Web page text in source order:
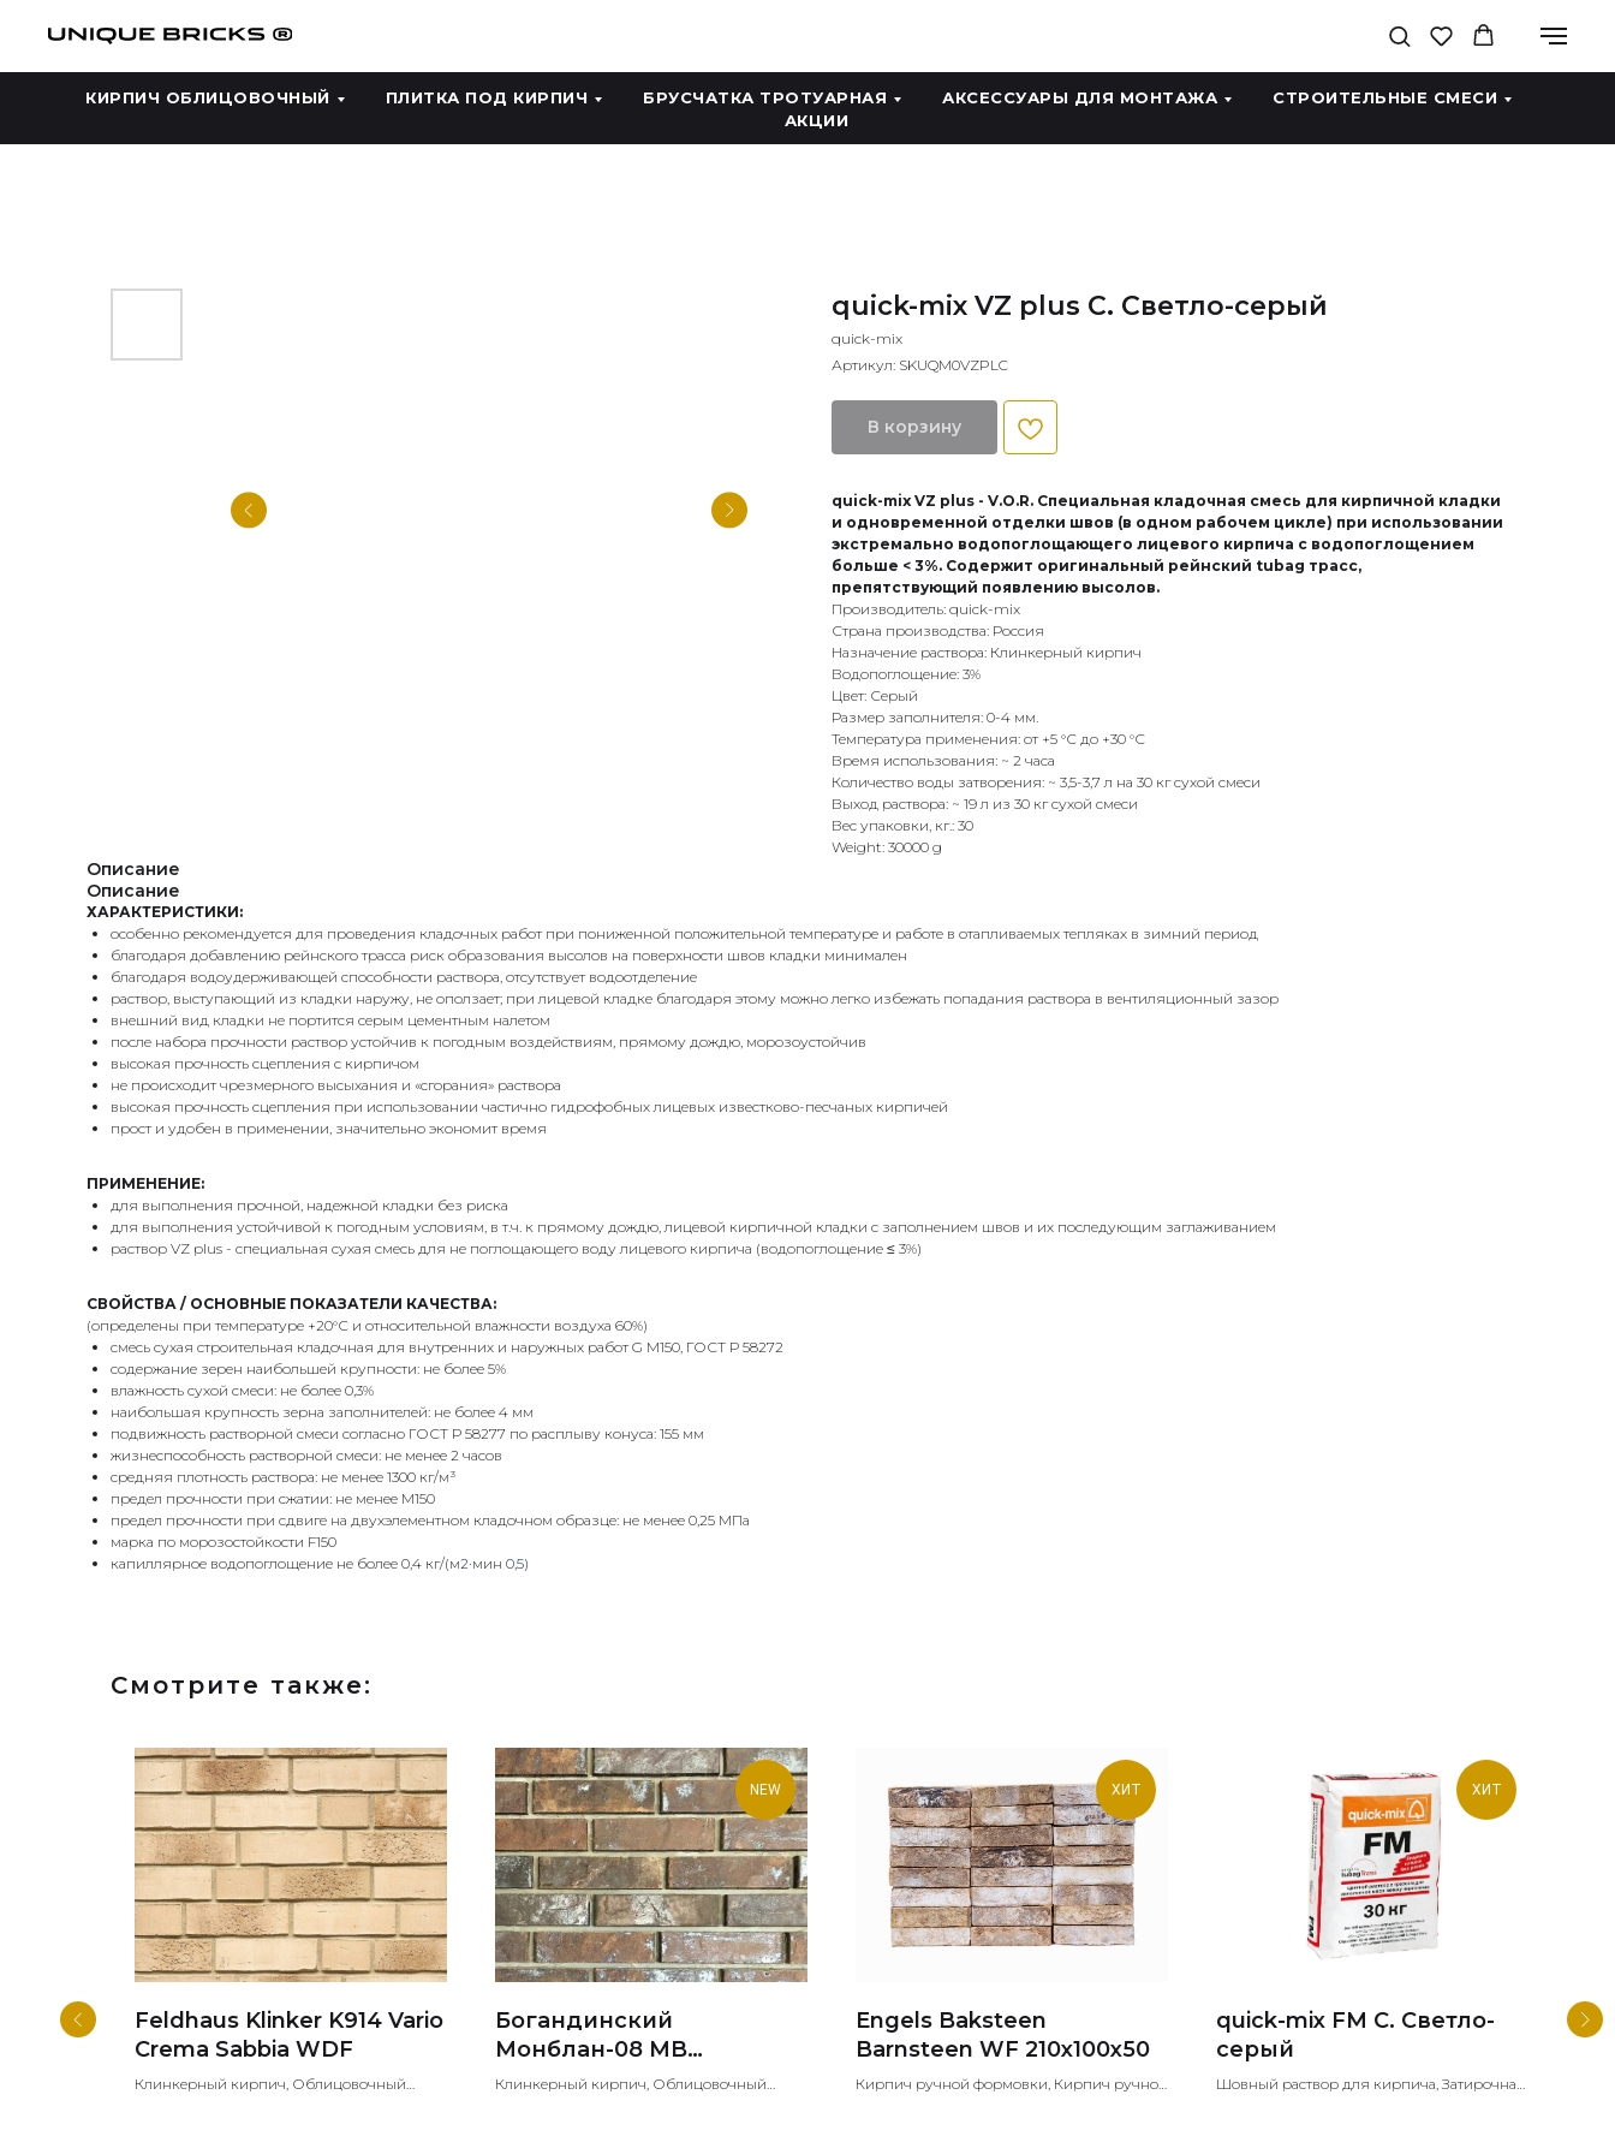
КИРПИЧ ОБЛИЦОВОЧНЫЙ ПЛИТКА ПОД КИРПИЧ БРУСЧАТКА ТРОТУАРНАЯ АКСЕССУАРЫ ДЛЯ МОНТАЖА
СТРОИТЕЛЬНЫЕ СМЕСИ
АКЦИИ
quick-mix VZ plus C. Светло-серый
quick-mix
Артикул: SKUQM0VZPLC
В корзину
quick-mix VZ plus - V.O.R. Специальная кладочная смесь для кирпичной кладки
и одновременной отделки швов (в одном рабочем цикле) при использовании
экстремально водопоглощающего лицевого кирпича с водопоглощением
больше < 3%. Содержит оригинальный рейнский tubag трасс,
препятствующий появлению высолов.
Производитель: quick-mix
Страна производства: Россия
Назначение раствора: Клинкерный кирпич
Водопоглощение: 3%
Цвет: Серый
Размер заполнителя: 0-4 мм.
Температура применения: от +5 °С до +30 °С
Время использования: ~ 2 часа
Количество воды затворения: ~ 3,5-3,7 л на 30 кг сухой смеси
Выход раствора: ~ 19 л из 30 кг сухой смеси
Вес упаковки, кг.: 30
Weight: 30000 g
Описание
Описание
ХАРАКТЕРИСТИКИ:
особенно рекомендуется для проведения кладочных работ при пониженной положительной температуре и работе в отапливаемых тепляках в зимний период
благодаря добавлению рейнского трасса риск образования высолов на поверхности швов кладки минимален
благодаря водоудерживающей способности раствора, отсутствует водоотделение
раствор, выступающий из кладки наружу, не оползает; при лицевой кладке благодаря этому можно легко избежать попадания раствора в вентиляционный зазор
внешний вид кладки не портится серым цементным налетом
после набора прочности раствор устойчив к погодным воздействиям, прямому дождю, морозоустойчив
высокая прочность сцепления с кирпичом
не происходит чрезмерного высыхания и «сгорания» раствора
высокая прочность сцепления при использовании частично гидрофобных лицевых известково-песчаных кирпичей
прост и удобен в применении, значительно экономит время
ПРИМЕНЕНИЕ:
для выполнения прочной, надежной кладки без риска
для выполнения устойчивой к погодным условиям, в т.ч. к прямому дождю, лицевой кирпичной кладки с заполнением швов и их последующим заглаживанием
раствор VZ plus - специальная сухая смесь для не поглощающего воду лицевого кирпича (водопоглощение ≤ 3%)
СВОЙСТВА / ОСНОВНЫЕ ПОКАЗАТЕЛИ КАЧЕСТВА:
(определены при температуре +20°С и относительной влажности воздуха 60%)
смесь сухая строительная кладочная для внутренних и наружных работ G М150, ГОСТ Р 58272
cодержание зерен наибольшей крупности: не более 5%
влажность сухой смеси: не более 0,3%
наибольшая крупность зерна заполнителей: не более 4 мм
подвижность растворной смеси согласно ГОСТ Р 58277 по расплыву конуса: 155 мм
жизнеспособность растворной смеси: не менее 2 часов
средняя плотность раствора: не менее 1300 кг/м³
предел прочности при сжатии: не менее М150
предел прочности при сдвиге на двухэлементном кладочном образце: не менее 0,25 МПа
марка по морозостойкости F150
капиллярное водопоглощение не более 0,4 кг/(м2·мин 0,5)
Смотрите также:
WF
Feldhaus Klinker K914 Vario
Crema Sabbia WDF
Клинкерный кирпич, Облицовочный
NEW
Богандинский
Монблан-08 MB
295x85x45
Клинкерный кирпич, Облицовочный
ХИТ
Engels Baksteen
Barnsteen WF 210x100x50
Кирпич ручной формовки, Кирпич ручной
ХИТ
quick-mix FM C. Светло-
серый
Шовный раствор для кирпича, Затирочная